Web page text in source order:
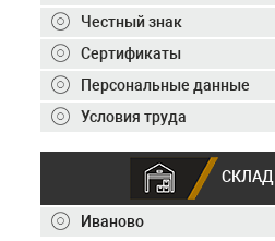
Честный знак
Сертификаты
Персональные данные
Условия труда
СКЛАД
Иваново